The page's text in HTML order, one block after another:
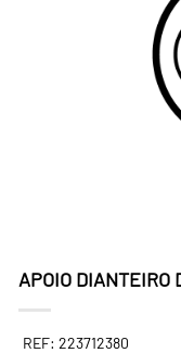
APOIO DIANTEIRO
REF: 223712380